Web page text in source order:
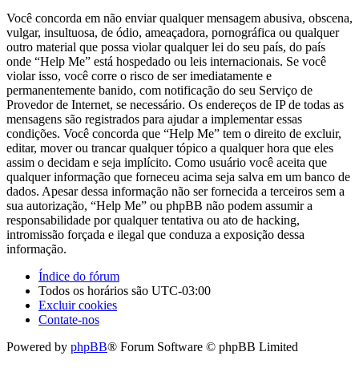
Você concorda em não enviar qualquer mensagem abusiva, obscena,
vulgar, insultuosa, de ódio, ameaçadora, pornográfica ou qualquer
outro material que possa violar qualquer lei do seu país, do país
onde “Help Me” está hospedado ou leis internacionais. Se você
violar isso, você corre o risco de ser imediatamente e
permanentemente banido, com notificação do seu Serviço de
Provedor de Internet, se necessário. Os endereços de IP de todas as
mensagens são registrados para ajudar a implementar essas
condições. Você concorda que “Help Me” tem o direito de excluir,
editar, mover ou trancar qualquer tópico a qualquer hora que eles
assim o decidam e seja implícito. Como usuário você aceita que
qualquer informação que forneceu acima seja salva em um banco de
dados. Apesar dessa informação não ser fornecida a terceiros sem a
sua autorização, “Help Me” ou phpBB não podem assumir a
responsabilidade por qualquer tentativa ou ato de hacking,
intromissão forçada e ilegal que conduza a exposição dessa
informação.
Índice do fórum
Todos os horários são UTC-03:00
Excluir cookies
Contate-nos
Powered by phpBB® Forum Software © phpBB Limited